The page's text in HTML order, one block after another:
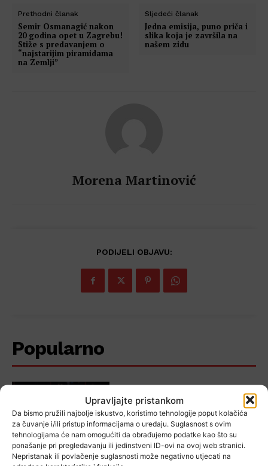
Upravljajte pristankom
Da bismo pružili najbolje iskustvo, koristimo tehnologije poput kolačića
za čuvanje i/ili pristup informacijama o uređaju. Suglasnost s ovim
tehnologijama će nam omogućiti da obrađujemo podatke kao što su
ponašanje pri pregledavanju ili jedinstveni ID-ovi na ovoj web stranici.
Nepristanak ili povlačenje suglasnosti može negativno utjecati na
Prethodni članak
Semir Osmanagić nakon
20 godina opet u Zagrebu!
Stiže s predavanjem o
“najstarijim piramidama
na Zemlji”
Sljedeći članak
Jedna emisija, puno priča i
slika koja je završila na
našem zidu
Morena Martinović
PODIJELI OBJAVU:
Popularno
Drugo kolo, druga Gorica?
Carevićevi vapaji zasad ostali
bez odgovora…